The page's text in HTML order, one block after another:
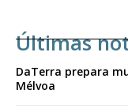
Últimas
DaTerra prepara
Mélvoa